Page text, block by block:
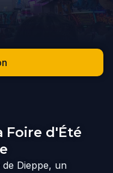
Foire d'Été
de Dieppe, un